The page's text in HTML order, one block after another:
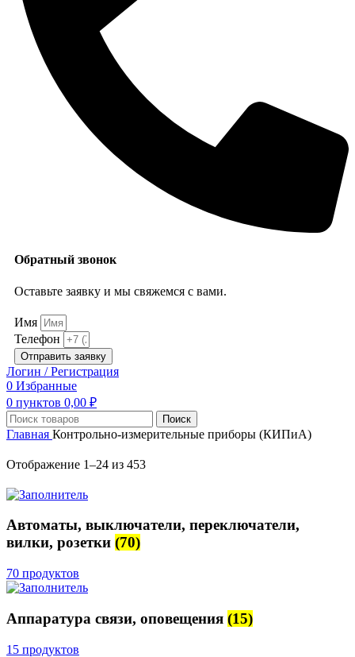
Обратный звонок
Оставьте заявку и мы свяжемся с вами.
Имя
Телефон
Отправить заявку
Логин / Регистрация
0 Избранные
0 пунктов 0,00 ₽
Поиск
Главная Контрольно-измерительные приборы (КИПиА)
Отображение 1–24 из 453
Автоматы, выключатели, переключатели,
вилки, розетки (70)
70 продуктов
Аппаратура связи, оповещения (15)
15 продуктов